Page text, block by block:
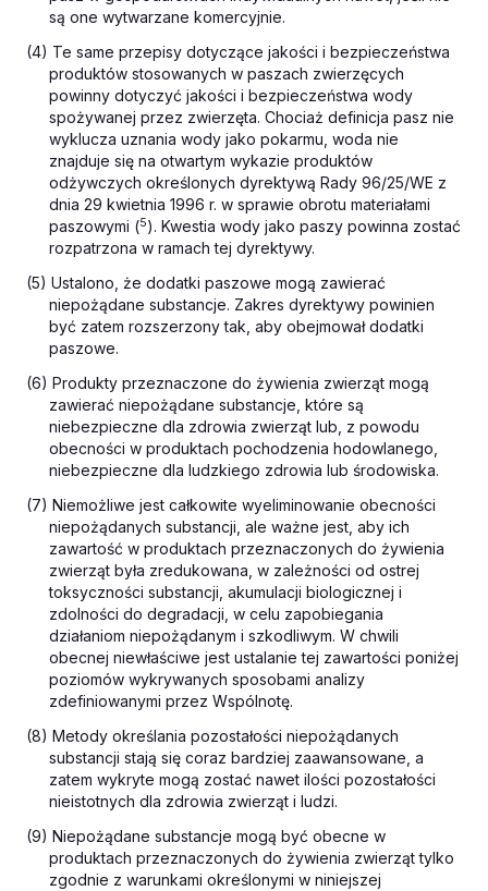
są one wytwarzane komercyjnie.
(4) Te same przepisy dotyczące jakości i bezpieczeństwa
produktów stosowanych w paszach zwierzęcych
powinny dotyczyć jakości i bezpieczeństwa wody
spożywanej przez zwierzęta. Chociaż definicja pasz nie
wyklucza uznania wody jako pokarmu, woda nie
znajduje się na otwartym wykazie produktów
odżywczych określonych dyrektywą Rady 96/25/WE z
dnia 29 kwietnia 1996 r. w sprawie obrotu materiałami
paszowymi (5). Kwestia wody jako paszy powinna zostać
rozpatrzona w ramach tej dyrektywy.
(5) Ustalono, że dodatki paszowe mogą zawierać
niepożądane substancje. Zakres dyrektywy powinien
być zatem rozszerzony tak, aby obejmował dodatki
paszowe.
(6) Produkty przeznaczone do żywienia zwierząt mogą
zawierać niepożądane substancje, które są
niebezpieczne dla zdrowia zwierząt lub, z powodu
obecności w produktach pochodzenia hodowlanego,
niebezpieczne dla ludzkiego zdrowia lub środowiska.
(7) Niemożliwe jest całkowite wyeliminowanie obecności
niepożądanych substancji, ale ważne jest, aby ich
zawartość w produktach przeznaczonych do żywienia
zwierząt była zredukowana, w zależności od ostrej
toksyczności substancji, akumulacji biologicznej i
zdolności do degradacji, w celu zapobiegania
działaniom niepożądanym i szkodliwym. W chwili
obecnej niewłaściwe jest ustalanie tej zawartości poniżej
poziomów wykrywanych sposobami analizy
zdefiniowanymi przez Wspólnotę.
(8) Metody określania pozostałości niepożądanych
substancji stają się coraz bardziej zaawansowane, a
zatem wykryte mogą zostać nawet ilości pozostałości
nieistotnych dla zdrowia zwierząt i ludzi.
(9) Niepożądane substancje mogą być obecne w
produktach przeznaczonych do żywienia zwierząt tylko
zgodnie z warunkami określonymi w niniejszej